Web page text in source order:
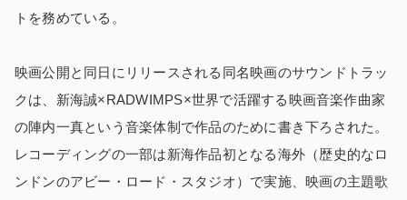
トを務めている。
映画公開と同日にリリースされる同名映画のサウンドトラッ
クは、新海誠×RADWIMPS×世界で活躍する映画音楽作曲家
の陣内一真という音楽体制で作品のために書き下ろされた。
レコーディングの一部は新海作品初となる海外（歴史的なロ
ンドンのアビー・ロード・スタジオ）で実施、映画の主題歌